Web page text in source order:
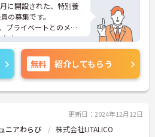
に開設された、特別養
の募集です。
プライベートとのメリ
す。
策ポイントなど、さら
でお気軽にご相談くだ
無料 紹介してもらう
更新日：2024年12月12日
ニアわらび 株式会社LITALICO